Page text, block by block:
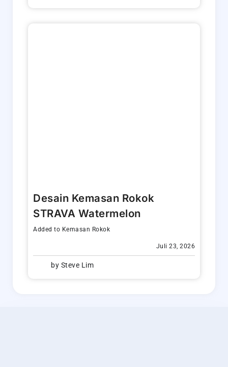
Desain Kemasan Rokok
STRAVA Watermelon
Added to Kemasan Rokok
Juli 23, 2026
by Steve Lim